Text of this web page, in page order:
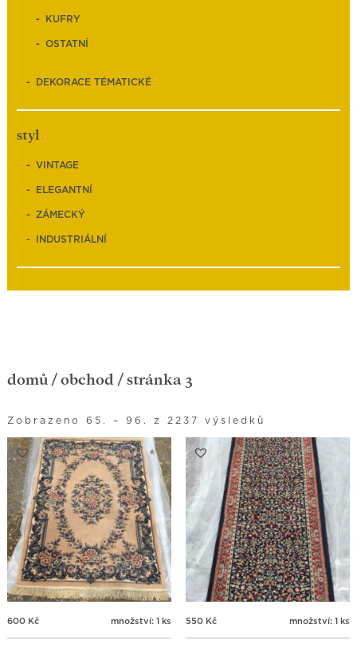
KUFRY
OSTATNÍ
DEKORACE TÉMATICKÉ
styl
VINTAGE
ELEGANTNÍ
ZÁMECKÝ
INDUSTRIÁLNÍ
domů / obchod / stránka 3
Zobrazeno 65. – 96. z 2237 výsledků
600 Kč množství: 1 ks 550 Kč množství: 1 ks